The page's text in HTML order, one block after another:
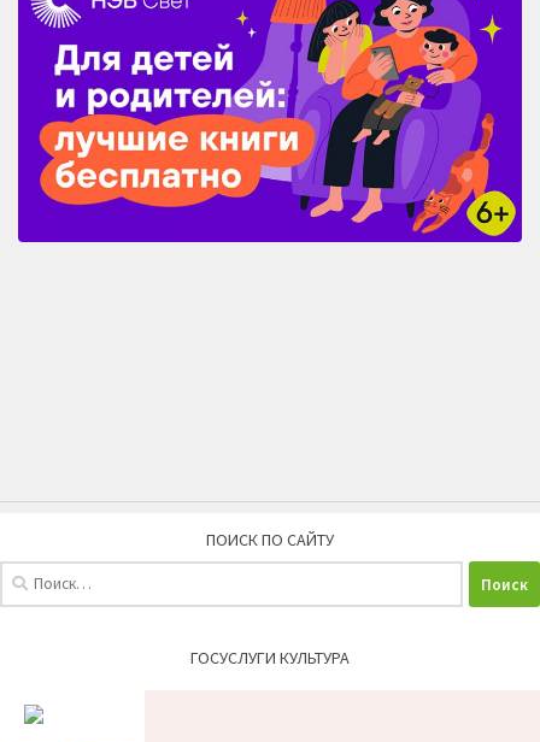
ПОИСК ПО САЙТУ
ГОСУСЛУГИ КУЛЬТУРА